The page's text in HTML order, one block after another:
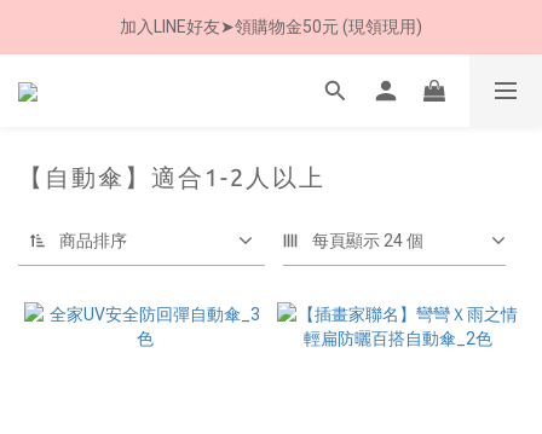
8/8 父親節限定 超商取貨免運費
加入LINE好友➤領購物金50元 (現領現用)
7/30-8/24 全館買就送 雨傘收納袋(乙個)
【自動傘】適合1-2人以上
商品排序 每頁顯示 24 個